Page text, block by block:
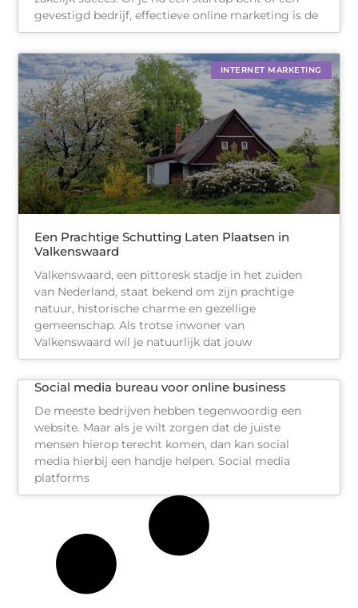
gevestigd bedrijf, effectieve online marketing is de
INTERNET MARKETING
Een Prachtige Schutting Laten Plaatsen in
Valkenswaard
Valkenswaard, een pittoresk stadje in het zuiden
van Nederland, staat bekend om zijn prachtige
natuur, historische charme en gezellige
gemeenschap. Als trotse inwoner van
Valkenswaard wil je natuurlijk dat jouw
Social media bureau voor online business
De meeste bedrijven hebben tegenwoordig een
website. Maar als je wilt zorgen dat de juiste
mensen hierop terecht komen, dan kan social
media hierbij een handje helpen. Social media
platforms